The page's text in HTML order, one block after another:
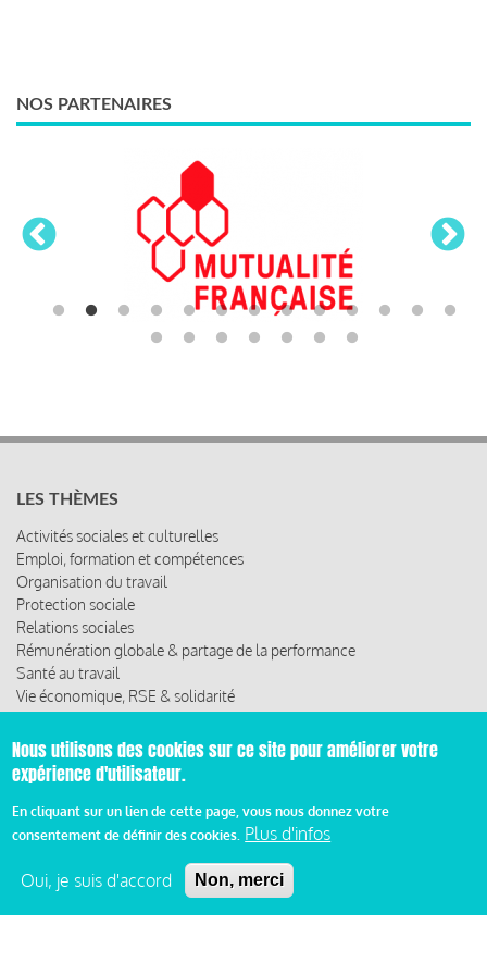
NOS PARTENAIRES
LES THÈMES
Activités sociales et culturelles
Emploi, formation et compétences
Organisation du travail
Protection sociale
Relations sociales
Rémunération globale & partage de la performance
Santé au travail
Vie économique, RSE & solidarité
ACCÈS RAPIDE
Les abonnements
Les ressources
© 2019 Miroir Social - Réalisé parCafffeine
Nous utilisons des cookies sur ce site pour améliorer votre
expérience d'utilisateur.
En cliquant sur un lien de cette page, vous nous donnez votre
consentement de définir des cookies. Plus d'infos
Oui, je suis d'accord Non, merci